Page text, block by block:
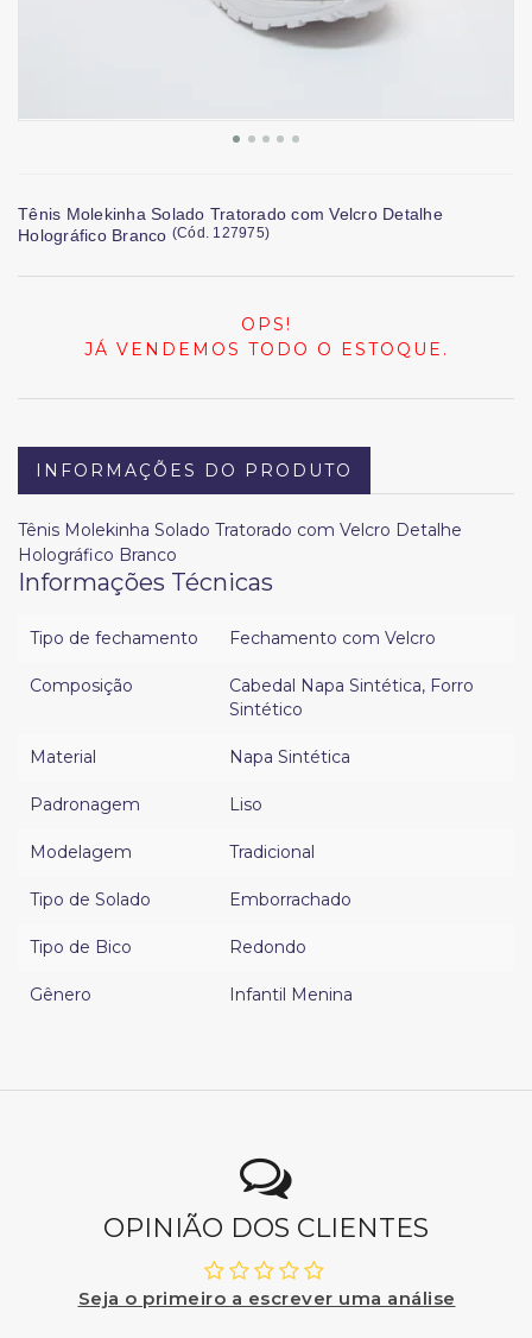
Tênis Molekinha Solado Tratorado com Velcro Detalhe
Holográfico Branco (Cód. 127975)
OPS!
JÁ VENDEMOS TODO O ESTOQUE.
INFORMAÇÕES DO PRODUTO
Tênis Molekinha Solado Tratorado com Velcro Detalhe
Holográfico Branco
Informações Técnicas
Tipo de fechamento Fechamento com Velcro
Composição Cabedal Napa Sintética, Forro
Sintético
Material Napa Sintética
Padronagem Liso
Modelagem Tradicional
Tipo de Solado Emborrachado
Tipo de Bico Redondo
Gênero Infantil Menina
OPINIÃO DOS CLIENTES
Seja o primeiro a escrever uma análise